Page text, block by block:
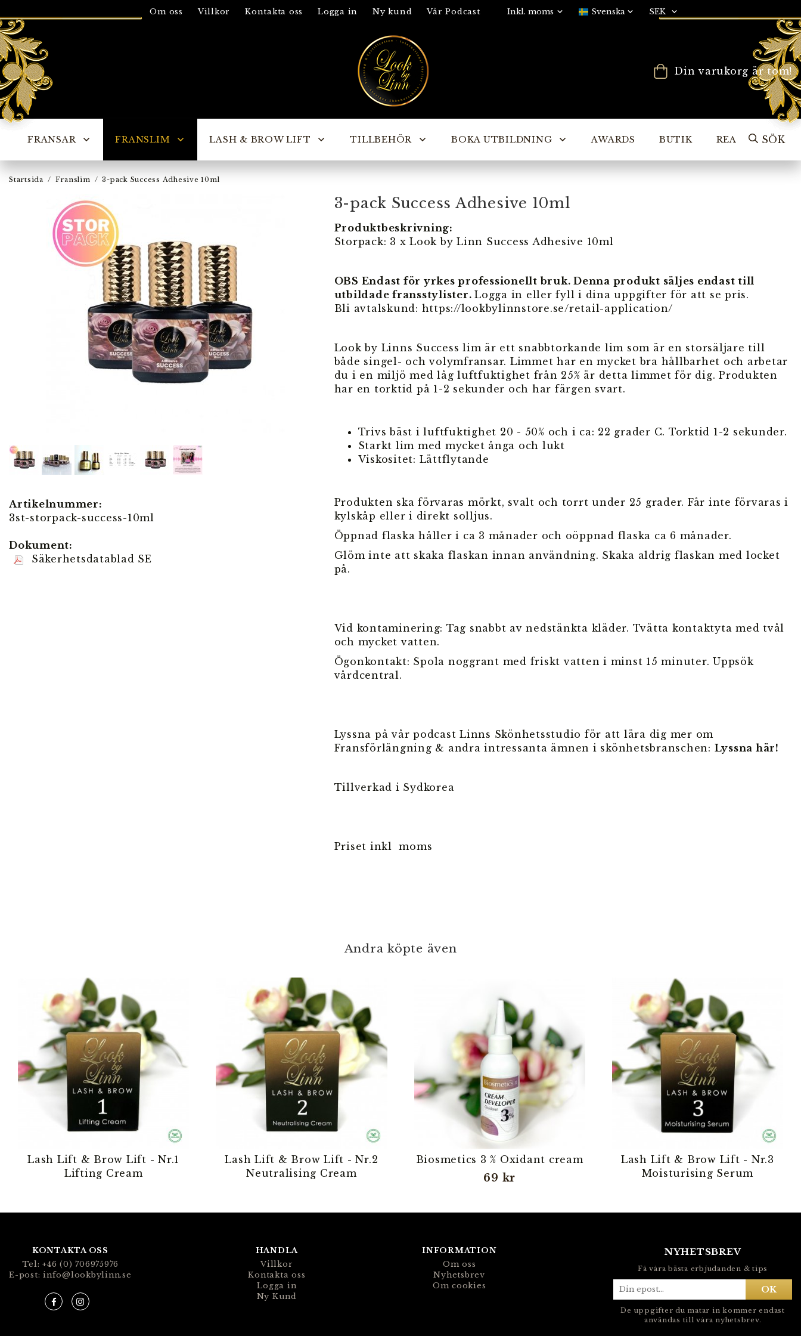
Om oss Villkor Kontakta oss Logga in Ny kund Vår Podcast
Din varukorg är tom!
FRANSAR FRANSLIM LASH & BROW LIFT TILLBEHÖR BOKA UTBILDNING AWARDS BUTIK REA SÖK
Startsida / Franslim / 3-pack Success Adhesive 10ml
3-pack Success Adhesive 10ml
Produktbeskrivning:
Storpack: 3 x Look by Linn Success Adhesive 10ml
OBS Endast för yrkes professionellt bruk. Denna produkt säljes endast till
utbildade fransstylister.Logga in eller fyll i dina uppgifter för att se pris.
Bli avtalskund: https://lookbylinnstore.se/retail-application/
Look by Linns Success lim är ett snabbtorkande lim som är en storsäljare till
både singel- och volymfransar. Limmet har en mycket bra hållbarhet och arbetar
du i en miljö med låg luftfuktighet från 25% är detta limmet för dig. Produkten
har en torktid på 1-2 sekunder och har färgen svart.
Trivs bäst i luftfuktighet 20 - 50% och i ca: 22 grader C. Torktid 1-2 sekunder.
Starkt lim med mycket ånga och lukt
Viskositet: Lättflytande
Produkten ska förvaras mörkt, svalt och torrt under 25 grader. Får inte förvaras i
kylskåp eller i direkt solljus.
Öppnad flaska håller i ca 3 månader och oöppnad flaska ca 6 månader.
Glöm inte att skaka flaskan innan användning. Skaka aldrig flaskan med locket
på.
Vid kontaminering: Tag snabbt av nedstänkta kläder. Tvätta kontaktyta med tvål
och mycket vatten.
Ögonkontakt: Spola noggrant med friskt vatten i minst 15 minuter. Uppsök
vårdcentral.
Lyssna på vår podcast Linns Skönhetsstudio för att lära dig mer om
Fransförlängning & andra intressanta ämnen i skönhetsbranschen: Lyssna här!
Tillverkad i Sydkorea
Priset inkl moms
Artikelnummer:
3st-storpack-success-10ml
Dokument:
Säkerhetsdatablad SE
Andra köpte även
Lash Lift & Brow Lift - Nr.1
Lifting Cream
Lash Lift & Brow Lift - Nr.2
Neutralising Cream
Biosmetics 3 % Oxidant cream
69 kr
Lash Lift & Brow Lift - Nr.3
Moisturising Serum
KONTAKTA OSS
Tel: +46 (0) 706975976
E-post: info@lookbylinn.se
HANDLA
Villkor
Kontakta oss
Logga in
Ny Kund
INFORMATION
Om oss
Nyhetsbrev
Om cookies
NYHETSBREV
Få våra bästa erbjudanden & tips
OK
De uppgifter du matar in kommer endast
användas till våra nyhetsbrev.